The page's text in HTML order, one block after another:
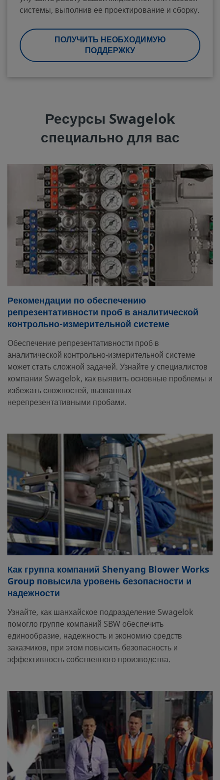
системы, выполнив ее проектирование и сборку.
ПОЛУЧИТЬ НЕОБХОДИМУЮ
ПОДДЕРЖКУ
Ресурсы Swagelok
специально для вас
Рекомендации по обеспечению
репрезентативности проб в аналитической
контрольно-измерительной системе
Обеспечение репрезентативности проб в
аналитической контрольно-измерительной системе
может стать сложной задачей. Узнайте у специалистов
компании Swagelok, как выявить основные проблемы и
избежать сложностей, вызванных
нерепрезентативными пробами.
Как группа компаний Shenyang Blower Works
Group повысила уровень безопасности и
надежности
Узнайте, как шанхайское подразделение Swagelok
помогло группе компаний SBW обеспечить
единообразие, надежность и экономию средств
заказчиков, при этом повысить безопасность и
эффективность собственного производства.